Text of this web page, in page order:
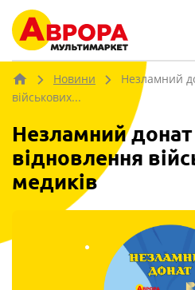
Новини
Незламний
військових...
Незламний донат
відновлення
медиків